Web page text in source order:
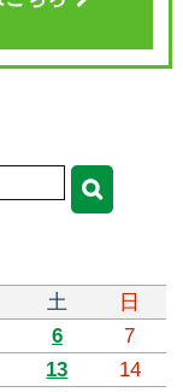
土
日
6
7
13
14